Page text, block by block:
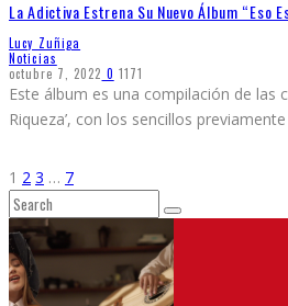
La Adictiva Estrena Su Nuevo Álbum “Eso
Lucy Zuñiga
Noticias
octubre 7, 2022 0 1171
Este álbum es una compilación de las
Riqueza’, con los sencillos
1 2 3 … 7